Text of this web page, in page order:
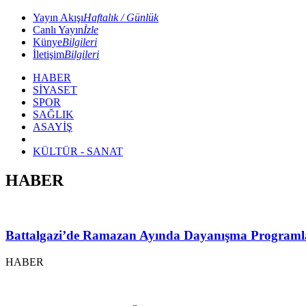
Yayın AkışıHaftalık / Günlük
Canlı Yayınİzle
KünyeBilgileri
İletişimBilgileri
HABER
SİYASET
SPOR
SAĞLIK
ASAYİŞ
KÜLTÜR - SANAT
HABER
Battalgazi’de Ramazan Ayında Dayanışma
HABER